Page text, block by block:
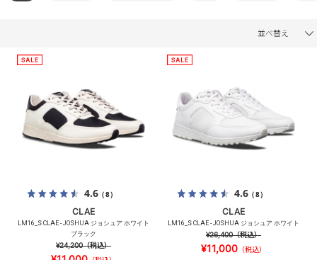
並べ替え
4.6（8）
CLAE
LM16_S CLAE - JOSHUA ジョシュア ホワイト
ブラック
¥24,200（税込）
4.6（8）
CLAE
LM16_S CLAE - JOSHUA ジョシュア ホワイト
¥26,400（税込）
¥11,000 （税込）